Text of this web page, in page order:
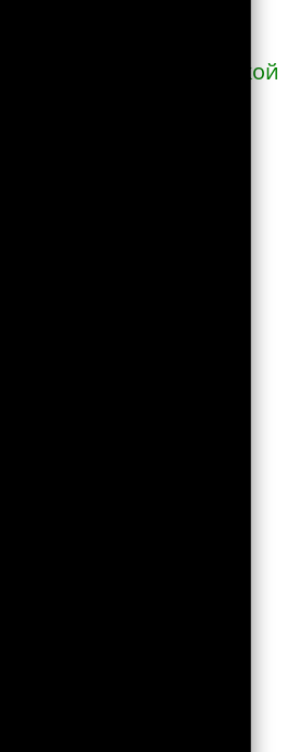
в Каменке
такси в Каменке-Бугской
в Каменке-
в Каменском
в Каневе
в Карловке
в Каховке
в Киверцах
в Киеве
в Килие
в Ковеле
такси в Коломые
в Конотопе
в Коростене
такси в Коростышеве
в Корсунь-